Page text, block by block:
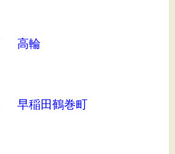
高輪
早稲田鶴巻町